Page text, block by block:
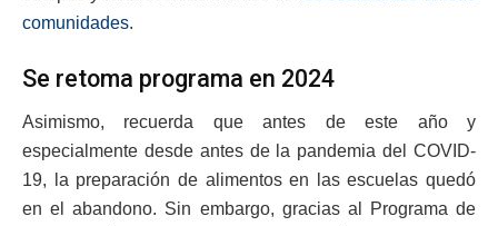
comunidades.
Se retoma programa en 2024
Asimismo, recuerda que antes de este año y
especialmente desde antes de la pandemia del COVID-
19, la preparación de alimentos en las escuelas quedó
en el abandono. Sin embargo, gracias al Programa de